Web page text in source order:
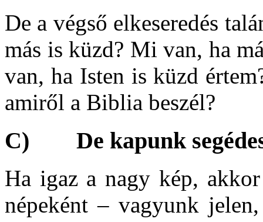
De a végső elkeseredés
más is küzd? Mi van, ha
van, ha Isten is küzd
amiről a Biblia beszél?
C) De kapunk
Ha igaz a nagy kép,
népeként – vagyunk